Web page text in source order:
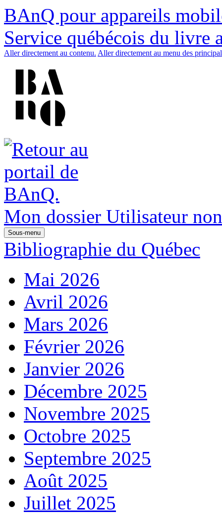
BAnQ pour appareils
Service québécois du livre
Aller directement au contenu. Aller directement au menu des
Mon dossier Utilisateur
Sous-menu
Bibliographie du Québec
Mai 2026
Avril 2026
Mars 2026
Février 2026
Janvier 2026
Décembre 2025
Novembre 2025
Octobre 2025
Septembre 2025
Août 2025
Juillet 2025